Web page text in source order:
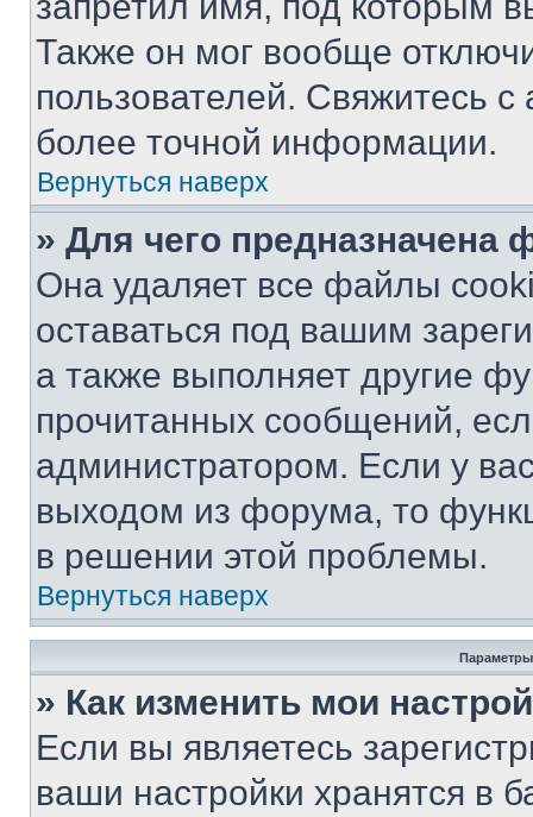
Также он мог вообще
пользователей. Свяжитесь
более точной информации.
Вернуться наверх
» Для чего предназначена
Она удаляет все файлы
оставаться под вашим
а также выполняет другие
прочитанных сообщений,
администратором. Если у
выходом из форума, то
в решении этой проблемы.
Вернуться наверх
Параметры
» Как изменить мои
Если вы являетесь
ваши настройки хранятся в